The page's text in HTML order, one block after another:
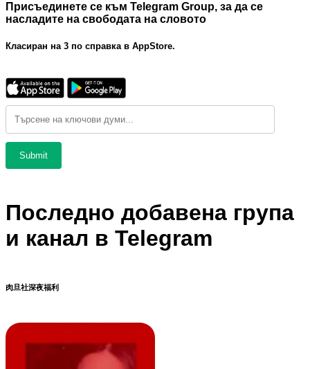
Присъединете се към Telegram Group, за да се
насладите на свободата на словото
Класиран на 3 по справка в AppStore.
Последно добавена група
и канал в Telegram
肉旦社深夜福利